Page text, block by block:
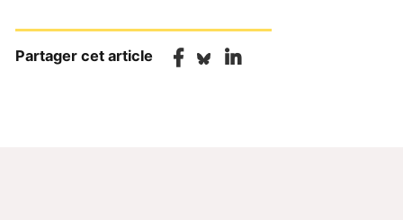
Partager cet article